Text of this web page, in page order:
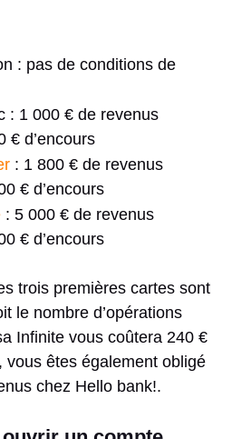
: pas de conditions de
: 1 000 € de revenus
€ d’encours
: 1 800 € de revenus
€ d’encours
: 5 000 € de revenus
€ d’encours
trois premières cartes sont
le nombre d’opérations
Infinite vous coûtera 240 €
vous êtes également obligé
chez Hello bank!.